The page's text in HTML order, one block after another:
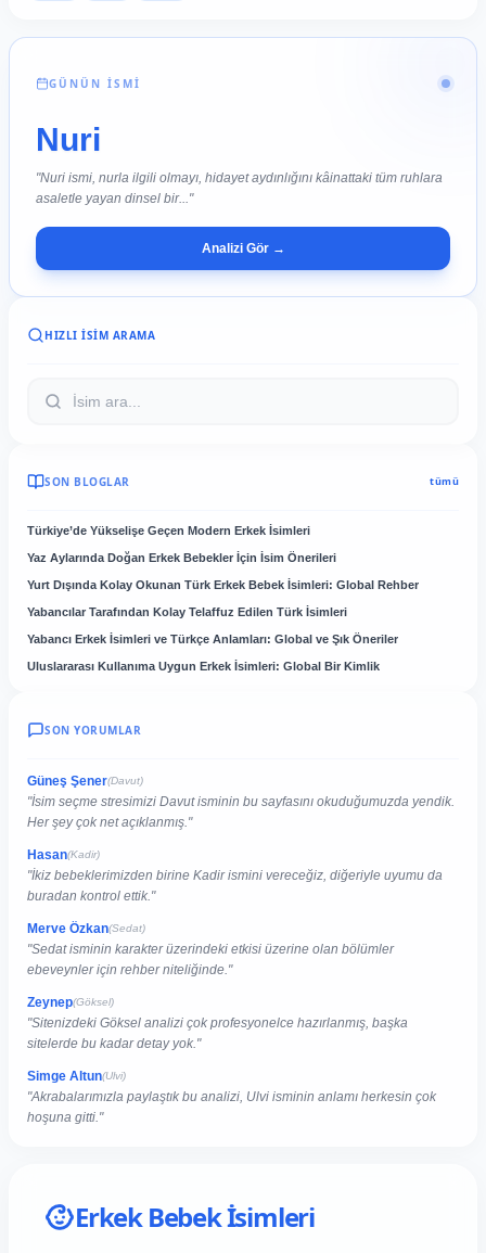
GÜNÜN İSMİ
Nuri
"Nuri ismi, nurla ilgili olmayı, hidayet aydınlığını kâinattaki tüm ruhlara
asaletle yayan dinsel bir..."
Analizi Gör →
HIZLI İSIM ARAMA
SON BLOGLAR tümü
Türkiye’de Yükselişe Geçen Modern Erkek İsimleri
Yaz Aylarında Doğan Erkek Bebekler İçin İsim Önerileri
Yurt Dışında Kolay Okunan Türk Erkek Bebek İsimleri: Global Rehber
Yabancılar Tarafından Kolay Telaffuz Edilen Türk İsimleri
Yabancı Erkek İsimleri ve Türkçe Anlamları: Global ve Şık Öneriler
Uluslararası Kullanıma Uygun Erkek İsimleri: Global Bir Kimlik
SON YORUMLAR
Güneş Şener(Davut)
"İsim seçme stresimizi Davut isminin bu sayfasını okuduğumuzda yendik.
Her şey çok net açıklanmış."
Hasan(Kadir)
"İkiz bebeklerimizden birine Kadir ismini vereceğiz, diğeriyle uyumu da
buradan kontrol ettik."
Merve Özkan(Sedat)
"Sedat isminin karakter üzerindeki etkisi üzerine olan bölümler
ebeveynler için rehber niteliğinde."
Zeynep(Göksel)
"Sitenizdeki Göksel analizi çok profesyonelce hazırlanmış, başka
sitelerde bu kadar detay yok."
Simge Altun(Ulvi)
"Akrabalarımızla paylaştık bu analizi, Ulvi isminin anlamı herkesin çok
hoşuna gitti."
Erkek Bebek İsimleri